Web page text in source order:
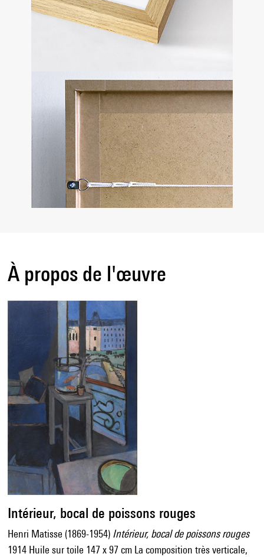
À propos de l'œuvre
Intérieur, bocal de poissons rouges
Henri Matisse (1869-1954) Intérieur, bocal de poissons rouges
1914 Huile sur toile 147 x 97 cm La composition très verticale,